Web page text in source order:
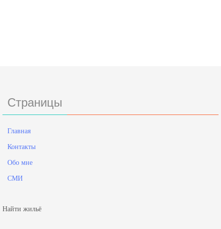
Страницы
Главная
Контакты
Обо мне
СМИ
Найти жильё